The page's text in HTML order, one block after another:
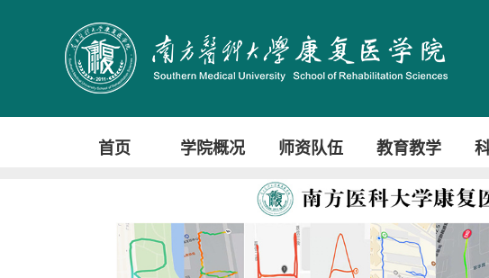
首页 学院概况 师资队伍 教育教学